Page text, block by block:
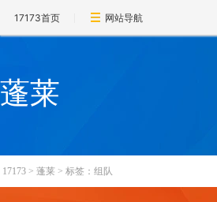
17173首页 网站导航
蓬莱
17173 > 蓬莱 > 标签：组队